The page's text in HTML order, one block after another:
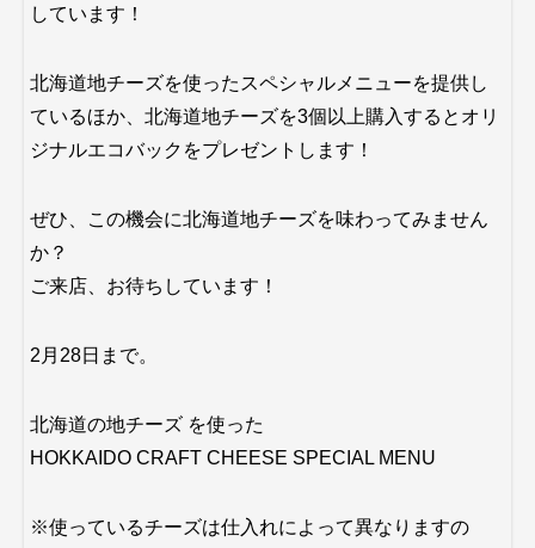
しています！
北海道地チーズを使ったスペシャルメニューを提供し
ているほか、北海道地チーズを3個以上購入するとオリ
ジナルエコバックをプレゼントします！
ぜひ、この機会に北海道地チーズを味わってみません
か？
ご来店、お待ちしています！
2月28日まで。
北海道の地チーズ を使った
HOKKAIDO CRAFT CHEESE SPECIAL MENU
※使っているチーズは仕入れによって異なりますの